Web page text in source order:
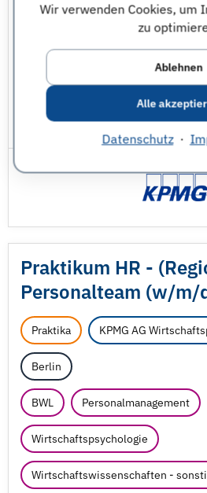
Wir verwenden Cookies, um
zu
Ablehnen
Alle
Datenschutz·
Ingenieurwesen - sonstige
Wirtschaftsingenieurwesen
Wirtschaftswissenschaften -
Praktikum HR -
Personalteam (w/m/
Praktika KPMG AG
Berlin
BWL Personalmanagement
Wirtschaftspsychologie
Wirtschaftswissenschaften -